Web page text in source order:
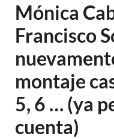
Mónica
Francisco
montaje
5, 6 … (ya
cuenta)